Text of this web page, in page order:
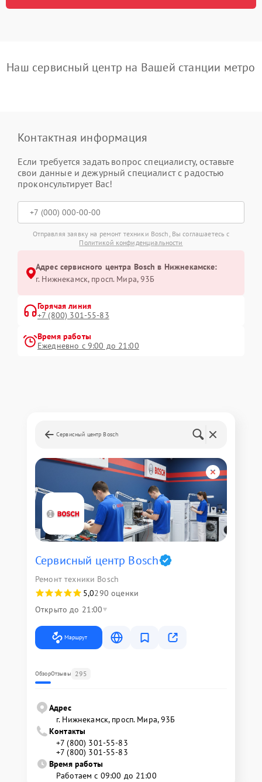
Наш сервисный центр на Вашей станции метро
Контактная информация
Если требуется задать вопрос специалисту, оставьте
свои данные и дежурный специалист с радостью
проконсультирует Вас!
Отправляя заявку на ремонт техники Bosch, Вы соглашаетесь с
Политикой конфиденциальности
Адрес сервисного центра Bosch в Нижнекамске:
г. Нижнекамск, просп. Мира, 93Б
Горячая линия
+7 (800) 301-55-83
Время работы
Ежедневно с 9:00 до 21:00
Сервисный центр Bosch
Сервисный центр Bosch
Ремонт техники Bosch
5,0290 оценки
Открыто до 21:00
Маршрут
ОбзорОтзывы 295
Адрес
г. Нижнекамск, просп. Мира, 93Б
Контакты
+7 (800) 301-55-83
+7 (800) 301-55-83
Время работы
Работаем с 09:00 до 21:00